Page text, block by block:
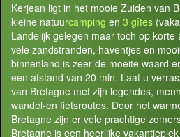
Kerjean ligt in het mooie Zuiden van
kleine natuurcamping en 3 gîtes
Landelijk gelegen maar toch op
vele zandstranden, haventjes en
binnenland is zeer de moeite waard
een afstand van 20 min. Laat u
van Bretagne met zijn legendes,
wandel-en fietsroutes. Door het
Bretagne zijn er vele prachtige
Bretagne is een heerlijke